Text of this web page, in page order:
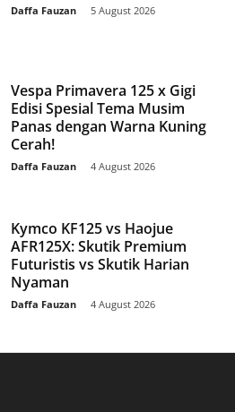
Daffa Fauzan 5 August 2026
Vespa Primavera 125 x Gigi
Edisi Spesial Tema Musim
Panas dengan Warna Kuning
Cerah!
Daffa Fauzan 4 August 2026
Kymco KF125 vs Haojue
AFR125X: Skutik Premium
Futuristis vs Skutik Harian
Nyaman
Daffa Fauzan 4 August 2026